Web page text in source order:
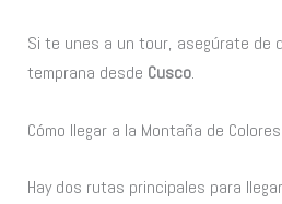
Si te unes a un tour, asegúrate de
temprana desde Cusco.
Cómo llegar a la Montaña de Colores
Hay dos rutas principales para